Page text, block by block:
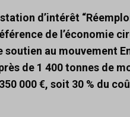
d’intérêt
de l’économie
au mouvement
de 1 400 tonnes de
000 €, soit 30 % du